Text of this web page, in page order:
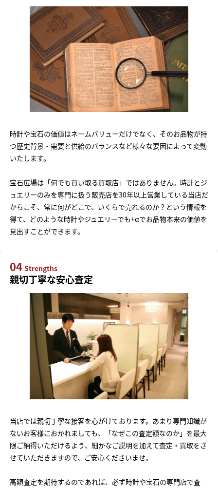
時計や宝石の価値はネームバリューだけでなく、そのお品物が持
つ歴史背景・需要と供給のバランスなど様々な要因によって変動
いたします。
宝石広場は「何でも買い取る買取店」ではありません。時計とジ
ュエリーのみを専門に扱う販売店を30年以上営業している当店だ
からこそ、常に何がどこで、いくらで売れるのか？という情報を
得て、どのような時計やジュエリーでも+αでお品物本来の価値を
見出すことができます。
04 Strengths
親切丁寧な安心査定
当店では親切丁寧な接客を心がけております。あまり専門知識が
ないお客様におかれましても、「なぜこの査定額なのか」を最大
限ご納得いただけるよう、細かなご説明を加えて査定・買取をさ
せていただきますので、ご安心くださいませ。
高額査定を期待するのであれば、必ず時計や宝石の専門店で査